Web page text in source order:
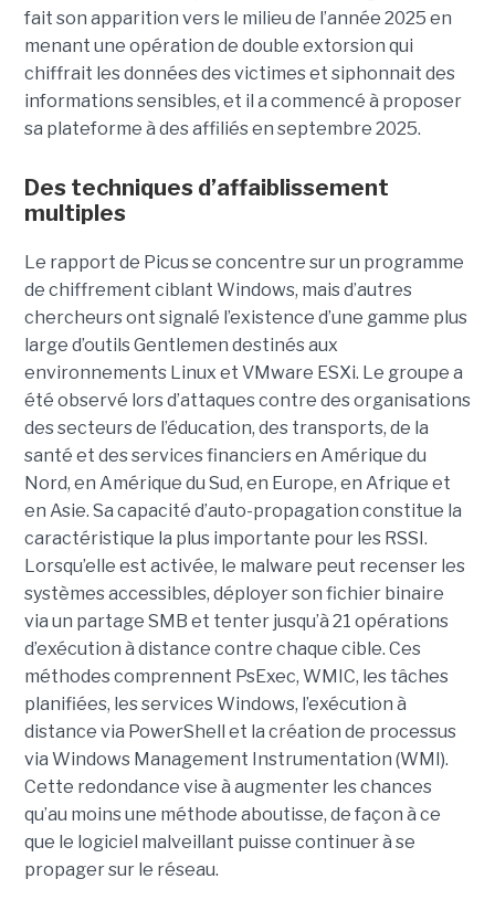
fait son apparition vers le milieu de l’année 2025 en
menant une opération de double extorsion qui
chiffrait les données des victimes et siphonnait des
informations sensibles, et il a commencé à proposer
sa plateforme à des affiliés en septembre 2025.
Des techniques d’affaiblissement
multiples
Le rapport de Picus se concentre sur un programme
de chiffrement ciblant Windows, mais d’autres
chercheurs ont signalé l’existence d’une gamme plus
large d’outils Gentlemen destinés aux
environnements Linux et VMware ESXi. Le groupe a
été observé lors d’attaques contre des organisations
des secteurs de l’éducation, des transports, de la
santé et des services financiers en Amérique du
Nord, en Amérique du Sud, en Europe, en Afrique et
en Asie. Sa capacité d’auto-propagation constitue la
caractéristique la plus importante pour les RSSI.
Lorsqu’elle est activée, le malware peut recenser les
systèmes accessibles, déployer son fichier binaire
via un partage SMB et tenter jusqu’à 21 opérations
d’exécution à distance contre chaque cible. Ces
méthodes comprennent PsExec, WMIC, les tâches
planifiées, les services Windows, l’exécution à
distance via PowerShell et la création de processus
via Windows Management Instrumentation (WMI).
Cette redondance vise à augmenter les chances
qu’au moins une méthode aboutisse, de façon à ce
que le logiciel malveillant puisse continuer à se
propager sur le réseau.